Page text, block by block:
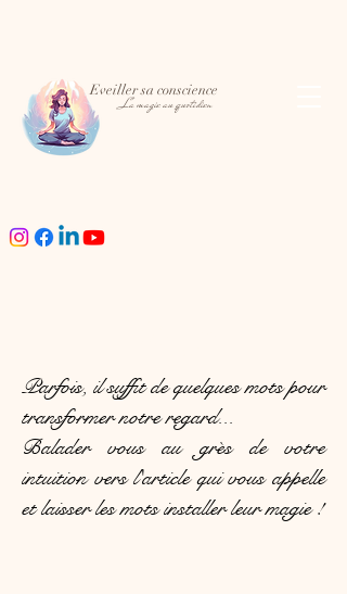
La magie au quotidien
Eveiller sa conscience
Parfois, il suffit de quelques mots pour
transformer notre regard...
Balader vous au grès de votre
intuition vers l'article qui vous appelle
et laisser les mots installer leur magie !